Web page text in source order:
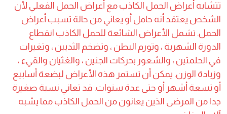
تتشابه أعراض الحمل الكاذب مع أعراض الحمل الفعلي لأن
الشخص يعتقد أنه حامل أو يعاني من حالة تسبب أعراض
الحمل. تشمل الأعراض الشائعة للحمل الكاذب انقطاع
الدورة الشهرية ، وتورم البطن ، وتضخم الثديين ، وتغيرات
في الحلمتين ، والشعور بحركات الجنين ، والغثيان والقيء ،
وزيادة الوزن. يمكن أن تستمر هذه الأعراض لبضعة أسابيع
أو تسعة أشهر أو حتى عدة سنوات. قد تعاني نسبة صغيرة
جدا من المرضى الذين يعانون من الحمل الكاذب مما يشبه